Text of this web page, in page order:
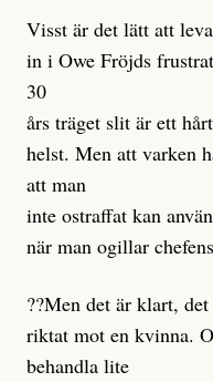
Visst är det lätt att
in i Owe Fröjds
30
års träget slit är ett
helst. Men att varken
att man
inte ostraffat kan
när man ogillar
??Men det är klart,
riktat mot en kvinna.
behandla lite